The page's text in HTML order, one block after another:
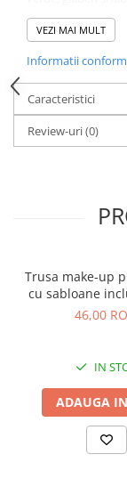
Plastilina este
EN71 și ASTM,
4 recipiente de
galben,
15 accesorii:
forme
Plastilina
Materiale non-
VEZI MAI MULT
Informatii
Caracteristici
Review-uri(0)
Trusa make-up
cu sabloane
culori non-
46,00
IN
ADAUGA